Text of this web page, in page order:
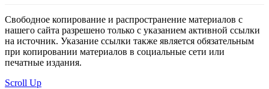
Свободное копирование и распространение материалов с
нашего сайта разрешено только с указанием активной ссылки
на источник. Указание ссылки также является обязательным
при копировании материалов в социальные сети или
печатные издания.
Scroll Up